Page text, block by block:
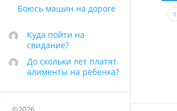
Боюсь машин на дороге
Куда пойти на
свидание?
До скольки лет платят
алименты на ребенка?